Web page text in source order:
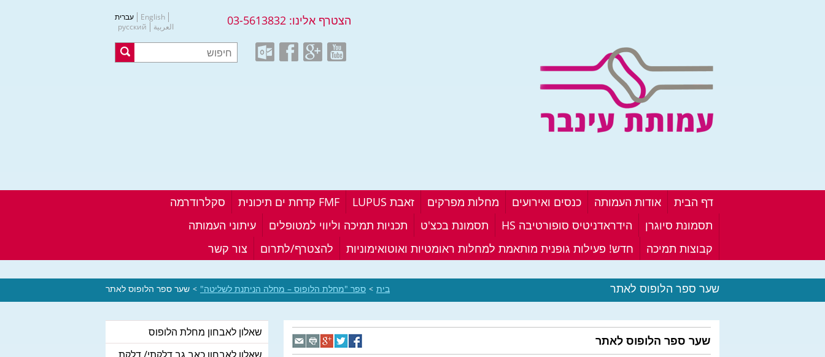
הצטרף אלינו: 03-5613832 עברית
English
русский
العربية
דף הבית אודות העמותה כנסים ואירועים מחלות מפרקים זאבת LUPUS FMF קדחת ים תיכונית
סקלרודרמה
תסמונת סיוגרן
הידראדניטיס סופורטיבה HS תסמונת בכצ'ט תכניות תמיכה וליווי למטופלים
עיתוני העמותה
קבוצות תמיכה
חדש! פעילות גופנית מותאמת למחלות ראומטיות ואוטואימוניות להצטרף/לתרום צור קשר
שער ספר הלופוס לאתר בית > ספר "מחלת הלופוס – מחלה הניתנת לשליטה" > שער ספר הלופוס לאתר
שער ספר הלופוס לאתר
שאלון לאבחון מחלת הלופוס